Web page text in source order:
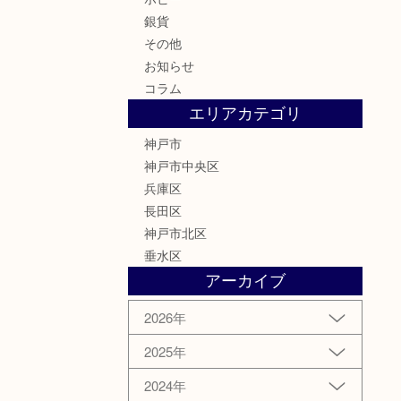
銀貨
その他
お知らせ
コラム
エリアカテゴリ
神戸市
神戸市中央区
兵庫区
長田区
神戸市北区
垂水区
アーカイブ
2026年
2025年
2024年